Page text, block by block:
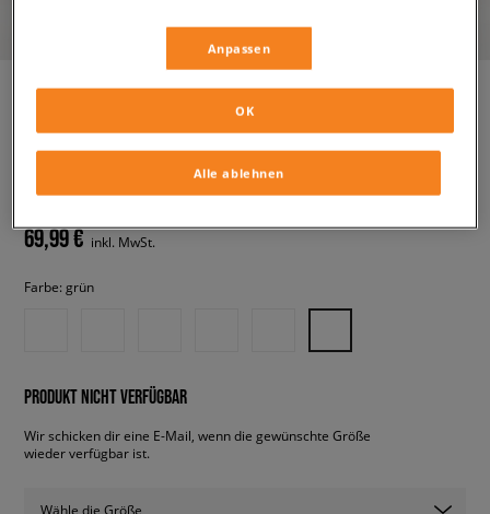
ADIDAS GAZELLE BOLD W
69,99 € inkl. MwSt.
Farbe: grün
PRODUKT NICHT VERFÜGBAR
Wir schicken dir eine E-Mail, wenn die gewünschte Größe
wieder verfügbar ist.
Wähle die Größe
Anpassen
Alle ablehnen
OK